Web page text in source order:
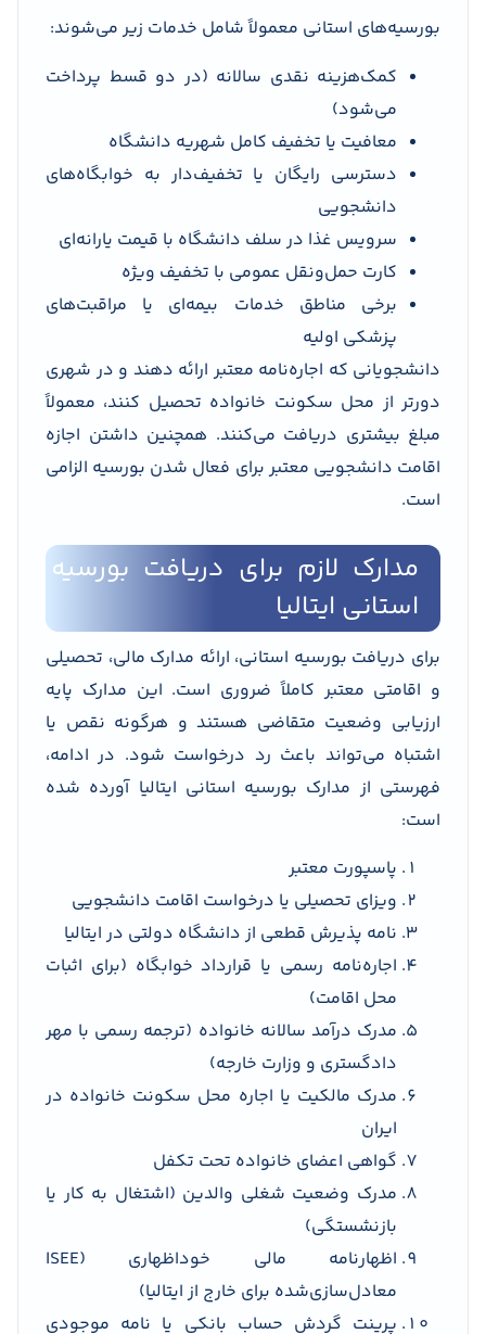
بورسیه‌های استانی معمولاً شامل خدمات زیر می‌شوند:
کمک‌هزینه نقدی سالانه (در دو قسط پرداخت
می‌شود)
معافیت یا تخفیف کامل شهریه دانشگاه
دسترسی رایگان یا تخفیف‌دار به خوابگاه‌های
دانشجویی
سرویس غذا در سلف دانشگاه با قیمت یارانه‌ای
کارت حمل‌ونقل عمومی با تخفیف ویژه
برخی مناطق خدمات بیمه‌ای یا مراقبت‌های
پزشکی اولیه
دانشجویانی که اجاره‌نامه معتبر ارائه دهند و در شهری
دورتر از محل سکونت خانواده تحصیل کنند، معمولاً
مبلغ بیشتری دریافت می‌کنند. همچنین داشتن اجازه
اقامت دانشجویی معتبر برای فعال شدن بورسیه الزامی
است.
مدارک لازم برای دریافت بورسیه
استانی ایتالیا
برای دریافت بورسیه استانی، ارائه مدارک مالی، تحصیلی
و اقامتی معتبر کاملاً ضروری است. این مدارک پایه
ارزیابی وضعیت متقاضی هستند و هرگونه نقص یا
اشتباه می‌تواند باعث رد درخواست شود. در ادامه،
فهرستی از مدارک بورسیه استانی ایتالیا آورده شده
است:
پاسپورت معتبر
ویزای تحصیلی یا درخواست اقامت دانشجویی
نامه پذیرش قطعی از دانشگاه دولتی در ایتالیا
اجاره‌نامه رسمی یا قرارداد خوابگاه (برای اثبات
محل اقامت)
مدرک درآمد سالانه خانواده (ترجمه رسمی با مهر
دادگستری و وزارت خارجه)
مدرک مالکیت یا اجاره‌ محل سکونت خانواده در
ایران
گواهی اعضای خانواده تحت تکفل
مدرک وضعیت شغلی والدین (اشتغال به کار یا
بازنشستگی)
اظهارنامه مالی خوداظهاری (ISEE
معادل‌سازی‌شده برای خارج از ایتالیا)
پرینت گردش حساب بانکی یا نامه موجودی